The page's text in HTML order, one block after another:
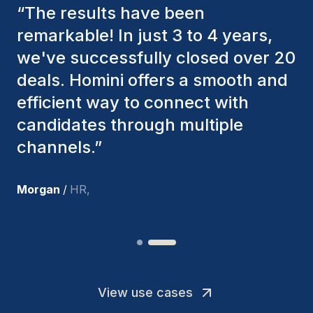
“The Homini consultants have
consistently considered various
factors to ensure they present the
best candidates. The individuals
we've hired are still with us, and
I’m truly pleased with the new
team members.
Joakin / Deputy-AMLCO
View use cases